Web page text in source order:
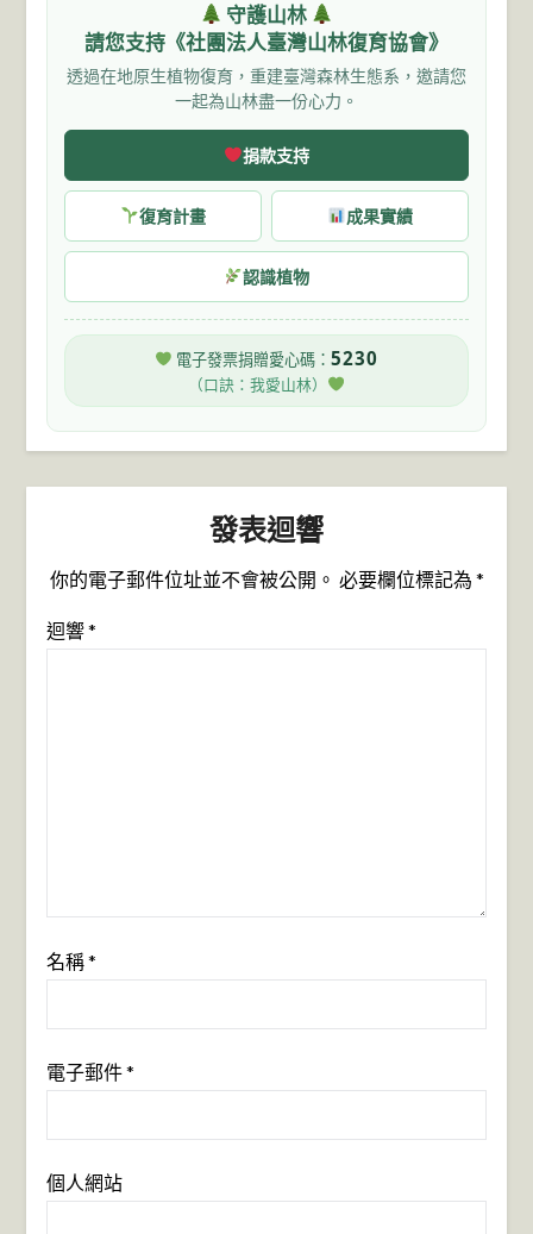
守護山林
請您支持《社團法人臺灣山林復育協會》
透過在地原生植物復育，重建臺灣森林生態系，邀請您
一起為山林盡一份心力。
捐款支持
復育計畫 成果實績
認識植物
電子發票捐贈愛心碼： 5230
（口訣：我愛山林）
發表迴響
你的電子郵件位址並不會被公開。 必要欄位標記為 *
迴響*
名稱*
電子郵件*
個人網站